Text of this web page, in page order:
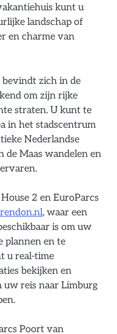
kunt u
landschap of
en charme van
zich in de
om zijn rijke
straten. U kunt te
in het stadscentrum
Nederlandse
de Maas wandelen en
2 en EuroParcs
, waar een
is om uw
plannen en te
u real-time
bekijken en
uw reis naar Limburg
Poort van